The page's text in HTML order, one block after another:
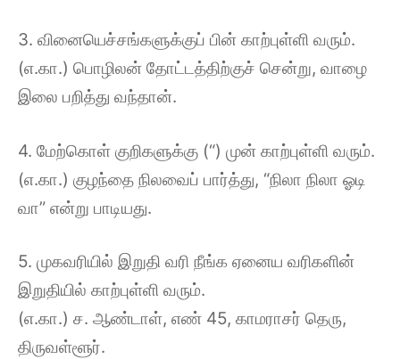
3. வினையெச்சங்களுக்குப் பின் காற்புள்ளி வரும்.
(எ.கா.) பொழிலன் தோட்டத்திற்குச் சென்று, வாழை
இலை பறித்து வந்தான்.
4. மேற்கொள் குறிகளுக்கு (“) முன் காற்புள்ளி வரும்.
(எ.கா.) குழந்தை நிலவைப் பார்த்து, “நிலா நிலா ஓடி
வா” என்று பாடியது.
5. முகவரியில் இறுதி வரி நீங்க ஏனைய வரிகளின்
இறுதியில் காற்புள்ளி வரும்.
(எ.கா.) ச. ஆண்டாள், எண் 45, காமராசர் தெரு,
திருவள்ளூர்.